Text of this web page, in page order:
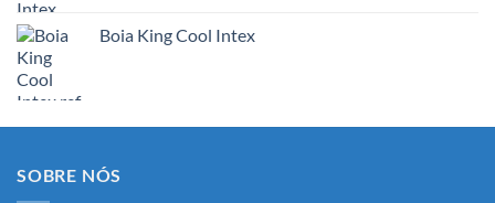
Boia King Cool Intex
SOBRE NÓS